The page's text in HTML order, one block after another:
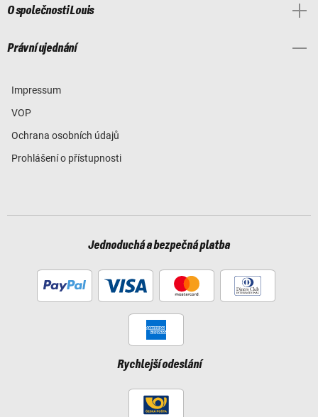
O společnosti Louis
Právní ujednání
Impressum
VOP
Ochrana osobních údajů
Prohlášení o přístupnosti
Jednoduchá a bezpečná platba
Rychlejší odeslání